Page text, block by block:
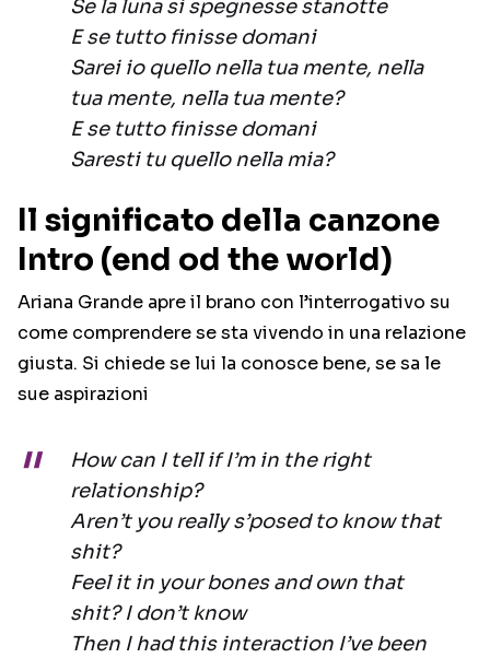
Se la luna si spegnesse stanotte
E se tutto finisse domani
Sarei io quello nella tua mente, nella
tua mente, nella tua mente?
E se tutto finisse domani
Saresti tu quello nella mia?
Il significato della canzone
Intro (end od the world)
Ariana Grande apre il brano con l’interrogativo su
come comprendere se sta vivendo in una relazione
giusta. Si chiede se lui la conosce bene, se sa le
sue aspirazioni
How can I tell if I’m in the right
relationship?
Aren’t you really s’posed to know that
shit?
Feel it in your bones and own that
shit? I don’t know
Then I had this interaction I’ve been